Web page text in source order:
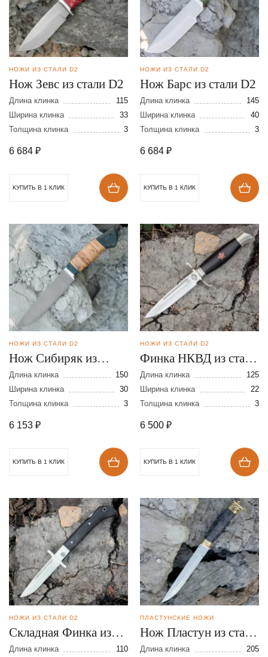
НОЖИ ИЗ СТАЛИ D2
Нож Зевс из стали D2
Длина клинка
115
Ширина клинка
33
Толщина клинка
3
6 684 ₽
КУПИТЬ В 1 КЛИК
НОЖИ ИЗ СТАЛИ D2
Нож Барс из стали D2
Длина клинка
145
Ширина клинка
40
Толщина клинка
3
6 684 ₽
КУПИТЬ В 1 КЛИК
НОЖИ ИЗ СТАЛИ D2
Нож Сибиряк из
стали D2
Длина клинка
150
Ширина клинка
30
Толщина клинка
3
6 153 ₽
КУПИТЬ В 1 КЛИК
НОЖИ ИЗ СТАЛИ D2
Финка НКВД из стали
D2
Длина клинка
125
Ширина клинка
22
Толщина клинка
3
6 500 ₽
КУПИТЬ В 1 КЛИК
НОЖИ ИЗ СТАЛИ D2
Складная Финка из
стали D2
Длина клинка
110
ПЛАСТУНСКИЕ НОЖИ
Нож Пластун из стали
D2
Длина клинка
205